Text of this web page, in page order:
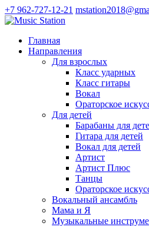
+7 962-727-12-21
Главная
Направления
Для взрослых
Класс ударных
Класс гитары
Вокал
Ораторское
Для детей
Барабаны для
Гитара для детей
Вокал для детей
Артист
Артист Плюс
Танцы
Ораторское
Вокальный ансамбль
Мама и Я
Музыкальные